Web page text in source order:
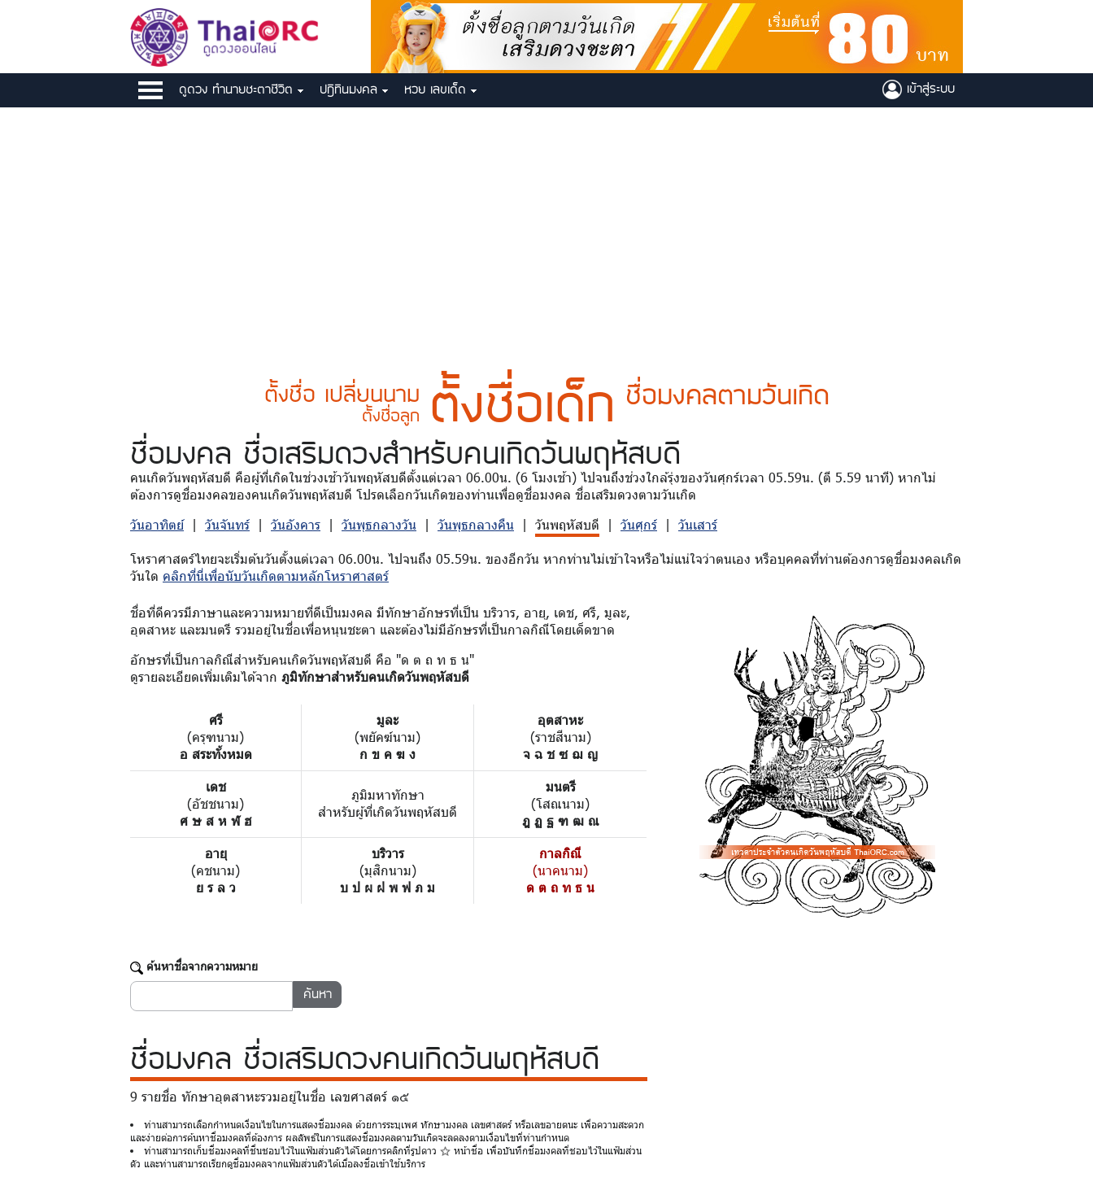
ดูดวง ทำนายชะตาชีวิต ปฎิทินมงคล หวย เลขเด็ด เข้าสู่ระบบ
ตั้งชื่อ เปลี่ยนนาม
ตั้งชื่อลูก ตั้งชื่อเด็ก ชื่อมงคลตามวันเกิด
ชื่อมงคล ชื่อเสริมดวงสำหรับคนเกิดวันพฤหัสบดี
คนเกิดวันพฤหัสบดี คือผู้ที่เกิดในช่วงเช้าวันพฤหัสบดีตั้งแต่เวลา 06.00น. (6 โมงเช้า) ไปจนถึงช่วงใกล้รุ่งของวันศุกร์เวลา 05.59น. (ตี 5.59 นาที) หากไม่
ต้องการดูชื่อมงคลของคนเกิดวันพฤหัสบดี โปรดเลือกวันเกิดของท่านเพื่อดูชื่อมงคล ชื่อเสริมดวงตามวันเกิด
วันอาทิตย์| วันจันทร์ | วันอังคาร | วันพุธกลางวัน | วันพุธกลางคืน | วันพฤหัสบดี | วันศุกร์ | วันเสาร์
โหราศาสตร์ไทยจะเริ่มต้นวันตั้งแต่เวลา 06.00น. ไปจนถึง 05.59น. ของอีกวัน หากท่านไม่เข้าใจหรือไม่แน่ใจว่าตนเอง หรือบุคคลที่ท่านต้องการดูชื่อมงคลเกิด
วันใด คลิกที่นี่เพื่อนับวันเกิดตามหลักโหราศาสตร์
ชื่อที่ดีควรมีภาษาและความหมายที่ดีเป็นมงคล มีทักษาอักษรที่เป็น บริวาร, อายุ, เดช, ศรี, มูละ,
อุตสาหะ และมนตรี รวมอยู่ในชื่อเพื่อหนุนชะตา และต้องไม่มีอักษรที่เป็นกาลกิณีโดยเด็ดขาด
อักษรที่เป็นกาลกิณีสำหรับคนเกิดวันพฤหัสบดี คือ "ด ต ถ ท ธ น"
ดูรายละเอียดเพิ่มเติมได้จาก ภูมิทักษาสำหรับคนเกิดวันพฤหัสบดี
ศรี
(ครุฑนาม)
อ สระทั้งหมด
มูละ
(พยัคฆ์นาม)
ก ข ค ฆ ง
อุตสาหะ
(ราชสีนาม)
จ ฉ ช ซ ฌ ญ
เดช
(อัชชนาม)
ศ ษ ส ห ฬ ฮ
ภูมิมหาทักษา
สำหรับผู้ที่เกิดวันพฤหัสบดี
มนตรี
(โสณนาม)
ฎ ฏ ฐ ฑ ฒ ณ
อายุ
(คชนาม)
ย ร ล ว
บริวาร
(มุสิกนาม)
บ ป ผ ฝ พ ฟ ภ ม
กาลกิณี
(นาคนาม)
ด ต ถ ท ธ น
ค้นหาชื่อจากความหมาย
ชื่อมงคล ชื่อเสริมดวงคนเกิดวันพฤหัสบดี
9 รายชื่อ ทักษาอุตสาหะรวมอยู่ในชื่อ เลขศาสตร์ ๑๕
ท่านสามารถเลือกกำหนดเงื่อนไขในการแสดงชื่อมงคล ด้วยการระบุเพศ ทักษามงคล เลขศาสตร์ หรือเลขอายตนะ เพื่อความสะดวก
และง่ายต่อการค้นหาชื่อมงคลที่ต้องการ ผลลัพธ์ในการแสดงชื่อมงคลตามวันเกิดจะลดลงตามเงื่อนไขที่ท่านกำหนด
ท่านสามารถเก็บชื่อมงคลที่ชื่นชอบไว้ในแฟ้มส่วนตัวได้โดยการคลิกที่รูปดาว
หน้าชื่อ เพื่อบันทึกชื่อมงคลที่ชอบไว้ในแฟ้มส่วน
ตัว และท่านสามารถเรียกดูชื่อมงคลจากแฟ้มส่วนตัวได้เมื่อลงชื่อเข้าใช้บริการ